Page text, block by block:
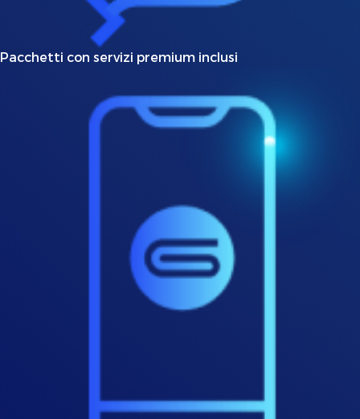
Pacchetti con servizi premium inclusi